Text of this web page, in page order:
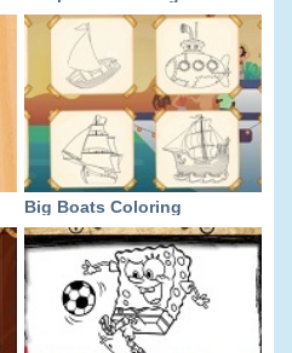
Big Boats Coloring